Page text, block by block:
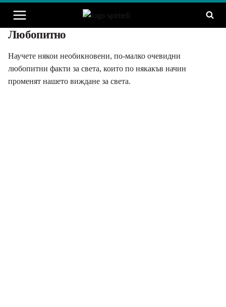
съдържанието
Любопитно
Научете някои необикновени, по-малко очевидни
любопитни факти за света, които по някакъв начин
променят нашето виждане за света.